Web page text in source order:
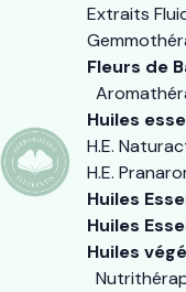
Extraits
Fleurs de
Huiles
H.E.
H.E.
Huiles
Huiles
Huiles